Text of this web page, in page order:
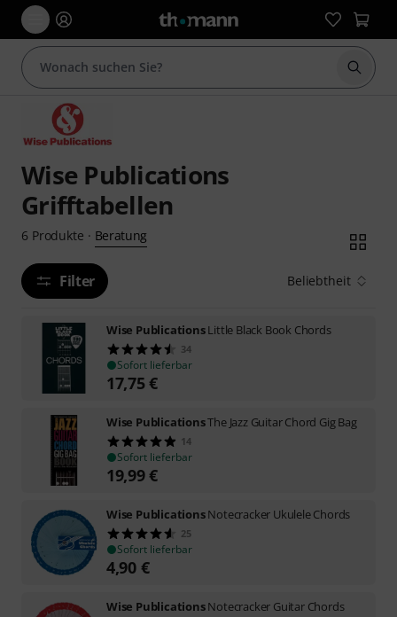
Suche
Wise Publications
Grifftabellen
6 Produkte · Beratung
Filter Beliebtheit
Wise PublicationsLittle Black Book Chords
34
Sofort lieferbar
17,75€
Wise PublicationsThe Jazz Guitar Chord Gig Bag
14
Sofort lieferbar
19,99€
Wise PublicationsNotecracker Ukulele Chords
25
Sofort lieferbar
4,90 €
Wise PublicationsNotecracker Guitar Chords